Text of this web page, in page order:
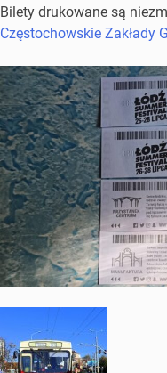
Bilety drukowane są
Częstochowskie Zakłady